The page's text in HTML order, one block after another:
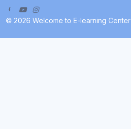
© 2026 Welcome to E-learning Center